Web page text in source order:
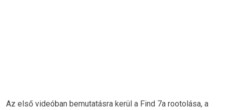
Az első videóban bemutatásra kerül a Find 7a rootolása, a